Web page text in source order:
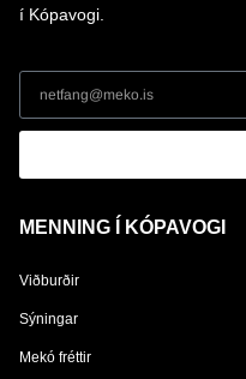
í Kópavogi.
MENNING Í KÓPAVOGI
Viðburðir
Sýningar
Mekó fréttir